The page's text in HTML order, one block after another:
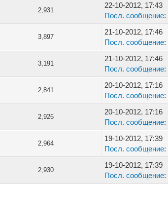
2,931
22-10-2012, 17:43
Посл. сообщение:
3,897
21-10-2012, 17:46
Посл. сообщение:
3,191
21-10-2012, 17:46
Посл. сообщение:
2,841
20-10-2012, 17:16
Посл. сообщение:
2,926
20-10-2012, 17:16
Посл. сообщение:
2,964
19-10-2012, 17:39
Посл. сообщение:
2,930
19-10-2012, 17:39
Посл. сообщение: